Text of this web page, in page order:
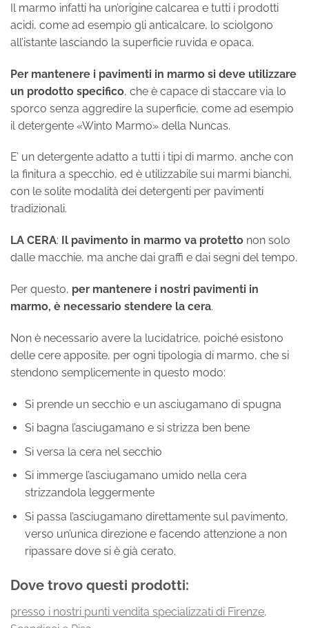
Il marmo infatti ha un’origine calcarea e tutti i prodotti
acidi, come ad esempio gli anticalcare, lo sciolgono
all’istante lasciando la superficie ruvida e opaca.
Per mantenere i pavimenti in marmo si deve utilizzare
un prodotto specifico, che è capace di staccare via lo
sporco senza aggredire la superficie, come ad esempio
il detergente «Winto Marmo» della Nuncas.
E’ un detergente adatto a tutti i tipi di marmo, anche con
la finitura a specchio, ed è utilizzabile sui marmi bianchi,
con le solite modalità dei detergenti per pavimenti
tradizionali.
LA CERA: Il pavimento in marmo va protetto non solo
dalle macchie, ma anche dai graffi e dai segni del tempo.
Per questo, per mantenere i nostri pavimenti in
marmo, è necessario stendere la cera.
Non è necessario avere la lucidatrice, poiché esistono
delle cere apposite, per ogni tipologia di marmo, che si
stendono semplicemente in questo modo:
Si prende un secchio e un asciugamano di spugna
Si bagna l’asciugamano e si strizza ben bene
Si versa la cera nel secchio
Si immerge l’asciugamano umido nella cera
strizzandola leggermente
Si passa l’asciugamano direttamente sul pavimento,
verso un’unica direzione e facendo attenzione a non
ripassare dove si è già cerato.
Dove trovo questi prodotti:
presso i nostri punti vendita specializzati di Firenze,